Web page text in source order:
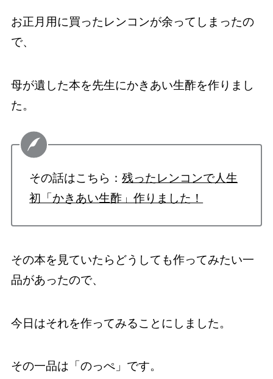
お正月用に買ったレンコンが余ってしまったの
で、
母が遺した本を先生にかきあい生酢を作りまし
た。
その話はこちら：残ったレンコンで人生
初「かきあい生酢」作りました！
その本を見ていたらどうしても作ってみたい一
品があったので、
今日はそれを作ってみることにしました。
その一品は「のっぺ」です。